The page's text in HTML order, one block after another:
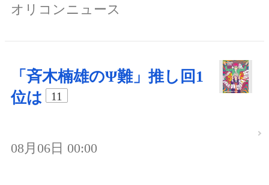
オリコンニュース
「斉木楠雄のΨ難」推し回1
位は
11
08月06日 00:00